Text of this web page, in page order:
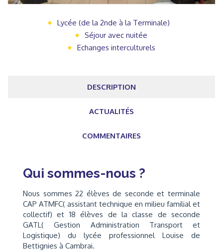
Lycée (de la 2nde à la Terminale)
Séjour avec nuitée
Echanges interculturels
DESCRIPTION
ACTUALITÉS
COMMENTAIRES
Qui sommes-nous ?
Nous sommes 22 élèves de seconde et terminale
CAP ATMFC( assistant technique en milieu familial et
collectif) et 18 élèves de la classe de seconde
GATL( Gestion Administration Transport et
Logistique) du lycée professionnel Louise de
Bettignies à Cambrai.